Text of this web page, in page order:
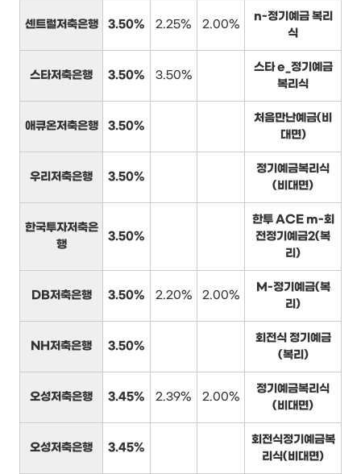
센트럴저축은행 3.50% 2.25% 2.00%
n-정기예금 복리
식
스타저축은행 3.50% 3.50%
스타 e_정기예금
복리식
애큐온저축은행 3.50%
처음만난예금(비
대면)
우리저축은행 3.50%
정기예금복리식
(비대면)
한국투자저축은
행
3.50%
한투 ACE m-회
전정기예금2(복
리)
DB저축은행 3.50% 2.20% 2.00%
M-정기예금(복
리)
NH저축은행 3.50%
회전식 정기예금
(복리)
오성저축은행 3.45% 2.39% 2.00%
정기예금복리식
(비대면)
오성저축은행 3.45%
회전식정기예금복
리식(비대면)